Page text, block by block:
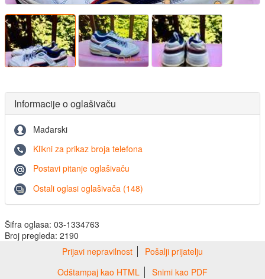
Informacije o oglašivaču
Mađarski
Klikni za prikaz broja telefona
Postavi pitanje oglašivaču
Ostali oglasi oglašivača (148)
Šifra oglasa: 03-1334763
Broj pregleda: 2190
Prijavi nepravilnost
Pošalji prijatelju
Odštampaj kao HTML
Snimi kao PDF